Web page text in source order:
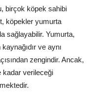
birçok köpek sahibi
köpekler yumurta
sağlayabilir. Yumurta,
ve aynı
zengindir. Ancak,
kadar verileceği